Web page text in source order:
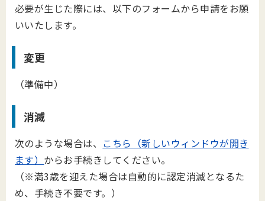
必要が生じた際には、以下のフォームから申請をお願
いいたします。
変更
（準備中）
消滅
次のような場合は、 こちら（新しいウィンドウが開き
ます） からお手続きしてください。
（※満3歳を迎えた場合は自動的に認定消滅となるた
め、手続き不要です。）